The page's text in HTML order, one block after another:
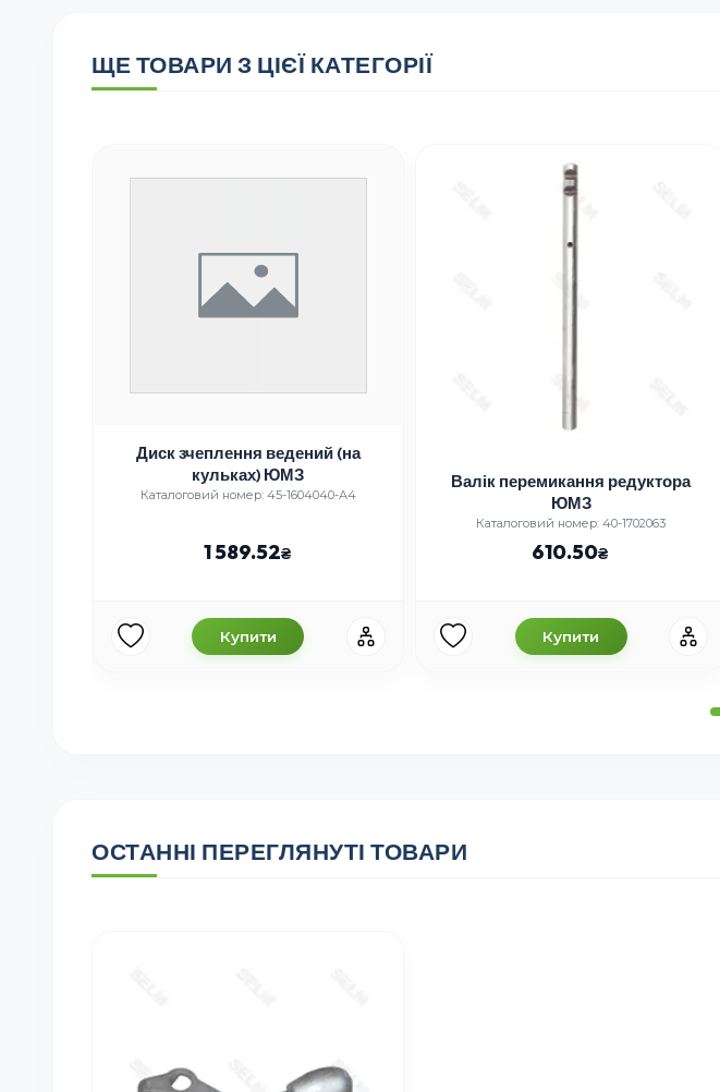
ЩЕ ТОВАРИ З ЦІЄЇ КАТЕГОРІЇ
Диск зчеплення ведений (на
кульках) ЮМЗ
Каталоговий номер: 45-1604040-А4
1 589.52
Купити
Валік перемикання редуктора
ЮМЗ
Каталоговий номер: 40-1702063
610.50
Купити
ОСТАННІ ПЕРЕГЛЯНУТІ ТОВАРИ